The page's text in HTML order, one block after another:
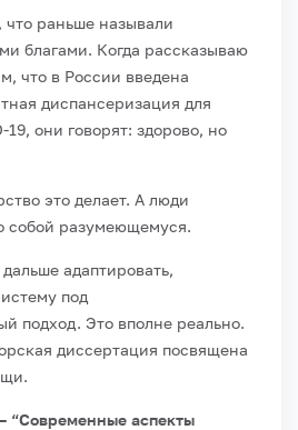
раньше называли
благами. Когда рассказываю
что в России введена
диспансеризация для
19, они говорят: здорово, но
это делает. А люди
собой разумеющемуся.
адаптировать,
под
подход. Это вполне реально.
диссертация посвящена
“Современные аспекты